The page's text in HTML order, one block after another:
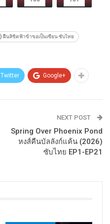
ฝืนลิขิตฟ้าข้าขอเป็นเซียน ซับไทย
Twitter Google+
NEXT POST
Spring Over Phoenix Pond
หงส์คืนบัลลังก์แค้น (2026)
ซับไทย EP1-EP21